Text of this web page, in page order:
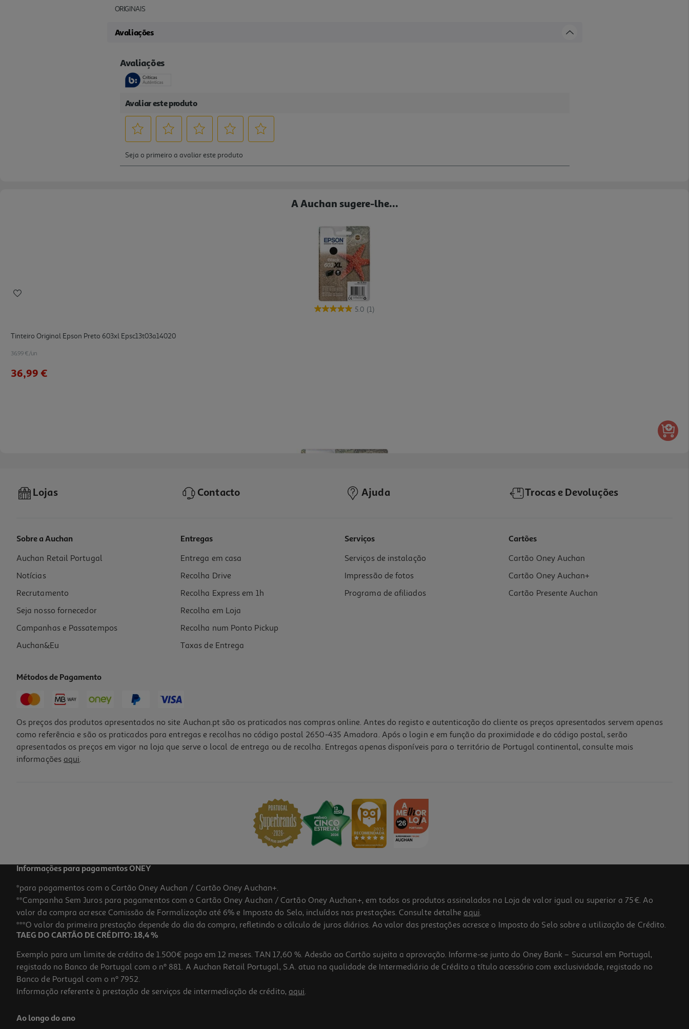
ORIGINAIS
Avaliações
A Auchan sugere-lhe...
5.0 (1)
Tinteiro Original Epson Preto 603xl Epsc13t03a14020
36.99 €/un
36,99 €
Tinteiro Original Epson 603xl Multipack C13t03a64020
97.99 €/un
97,99 €
20.99 €/un
Lojas Contacto Ajuda Trocas e Devoluções
Sobre a Auchan
Auchan Retail Portugal
Notícias
Recrutamento
Seja nosso fornecedor
Campanhas e Passatempos
Auchan&Eu
Entregas
Entrega em casa
Recolha Drive
Recolha Express em 1h
Recolha em Loja
Recolha num Ponto Pickup
Taxas de Entrega
Serviços
Serviços de instalação
Impressão de fotos
Programa de afiliados
Cartões
Cartão Oney Auchan
Cartão Oney Auchan+
Cartão Presente Auchan
Métodos de Pagamento
Os preços dos produtos apresentados no site Auchan.pt são os praticados nas compras online. Antes do registo e autenticação do cliente os preços apresentados servem apenas
como referência e são os praticados para entregas e recolhas no código postal 2650-435 Amadora. Após o login e em função da proximidade e do código postal, serão
apresentados os preços em vigor na loja que serve o local de entrega ou de recolha. Entregas apenas disponíveis para o território de Portugal continental, consulte mais
informações aqui.
Informações para pagamentos ONEY
*para pagamentos com o Cartão Oney Auchan / Cartão Oney Auchan+.
**Campanha Sem Juros para pagamentos com o Cartão Oney Auchan / Cartão Oney Auchan+, em todos os produtos assinalados na Loja de valor igual ou superior a 75€. Ao
valor da compra acresce Comissão de Formalização até 6% e Imposto do Selo, incluídos nas prestações. Consulte detalhe aqui.
***O valor da primeira prestação depende do dia da compra, refletindo o cálculo de juros diários. Ao valor das prestações acresce o Imposto do Selo sobre a utilização de Crédito.
TAEG DO CARTÃO DE CRÉDITO: 18,4 %
Exemplo para um limite de crédito de 1.500€ pago em 12 meses. TAN 17,60 %. Adesão ao Cartão sujeita a aprovação. Informe-se junto do Oney Bank – Sucursal em Portugal,
registado no Banco de Portugal com o nº 881. A Auchan Retail Portugal, S.A. atua na qualidade de Intermediário de Crédito a título acessório com exclusividade, registado no
Banco de Portugal com o nº 7952.
Informação referente à prestação de serviços de intermediação de crédito, aqui.
Ao longo do ano